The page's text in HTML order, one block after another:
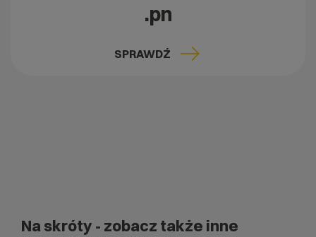
.pn
SPRAWDŹ
Na skróty - zobacz także inne